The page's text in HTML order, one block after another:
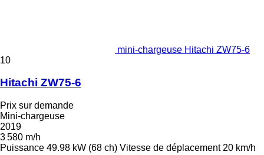
mini-chargeuse Hitachi ZW75-6
10
Hitachi ZW75-6
Prix sur demande
Mini-chargeuse
2019
3 580 m/h
Puissance 49.98 kW (68 ch) Vitesse de déplacement 20 km/h